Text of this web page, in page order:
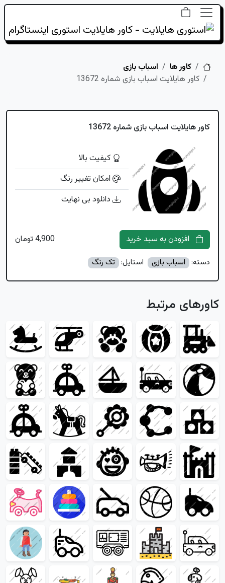
خانهکاور ها
اسباب بازی
کاور هایلایت اسباب بازی شماره 13672
کاور هایلایت اسباب بازی شماره 13672
کیفیت بالا
امکان تغییر رنگ
دانلود بی نهایت
4,900 تومان
دسته: اسباب بازی استایل: تک رنگ
کاورهای مرتبط